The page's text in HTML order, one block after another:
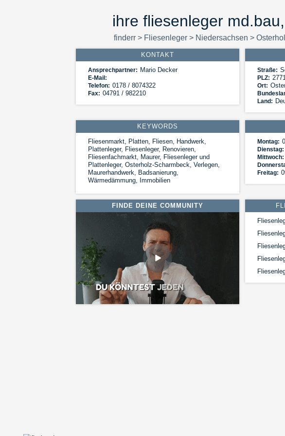
ihre fliesenleger
finderr> Fliesenleger> Niedersachsen >
KONTAKT
Ansprechpartner: Mario Decker
E-Mail:
Telefon: 0178 / 8074322
Fax: 04791 / 982210
Straße:
PLZ:
Ort:
Land:
KEYWORDS
Fliesenmarkt, Platten, Fliesen, Handwerk,
Plattenleger, Fliesenleger, Renovieren,
Fliesenfachmarkt, Maurer, Fliesenleger und
Plattenleger, Osterholz-Scharmbeck, Verlegen,
Maurerhandwerk, Badsanierung,
Wärmedämmung, Immobilien
Montag:
Dienstag:
Mittwoch:
Freitag:
FINDE DEINE COMMUNITY